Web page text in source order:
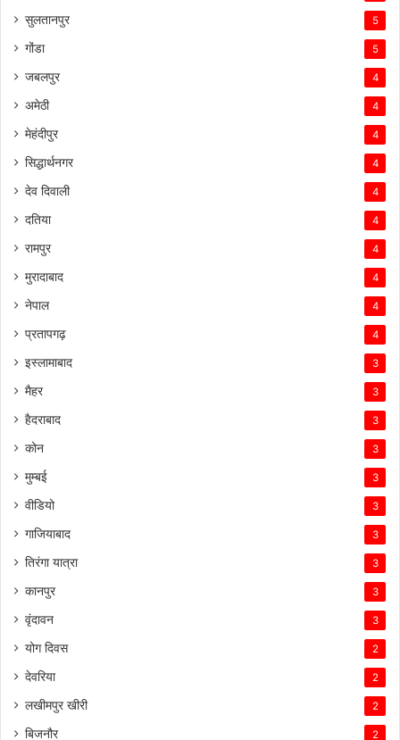
सुलतानपुर 5
गोंडा 5
जबलपुर 4
अमेठी 4
मेहंदीपुर 4
सिद्धार्थनगर 4
देव दिवाली 4
दतिया 4
रामपुर 4
मुरादाबाद 4
नेपाल 4
प्रतापगढ़ 4
इस्लामाबाद 3
मैहर 3
हैदराबाद 3
कोन 3
मुम्बई 3
वीडियो 3
गाजियाबाद 3
तिरंगा यात्रा 3
कानपुर 3
वृंदावन 3
योग दिवस 2
देवरिया 2
लखीमपुर खीरी 2
बिजनौर 2